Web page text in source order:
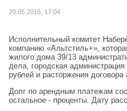
20.05.2015, 17:04
Исполнительный комитет
компанию «Альтстиль+»,
жилого дома 39/13
дела, городская
рублей и расторжения
Долг по арендным платежам
остальное - проценты. Дату